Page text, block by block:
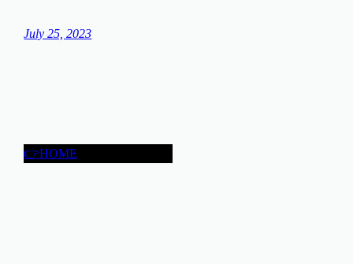
July 25, 2023
👉HOME